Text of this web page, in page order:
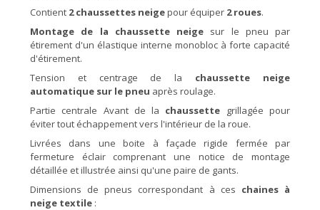
Contient 2 chaussettes neigepour équiper 2 roues.
Montage de la chaussette neige sur le pneu par
étirement d'un élastique interne monobloc à forte capacité
d'étirement.
Tension et centrage de la chaussette neige
automatique sur le pneu après roulage.
Partie centrale Avant de la chaussette grillagée pour
éviter tout échappement vers l'intérieur de la roue.
Livrées dans une boite à façade rigide fermée par
fermeture éclair comprenant une notice de montage
détaillée et illustrée ainsi qu'une paire de gants.
Dimensions de pneus correspondant à ces chaines à
neige textile :